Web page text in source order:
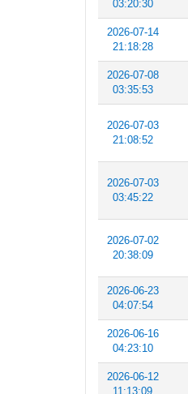
03:20:30
2026-07-14
21:18:28
2026-07-08
03:35:53
2026-07-03
21:08:52
2026-07-03
03:45:22
2026-07-02
20:38:09
2026-06-23
04:07:54
2026-06-16
04:23:10
2026-06-12
11:13:09